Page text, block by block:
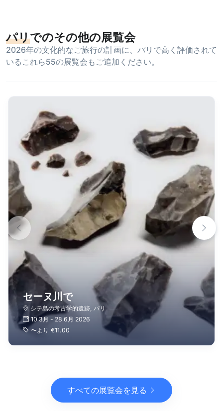
パリでのその他の展覧会
2026年の文化的なご旅行の計画に、パリで高く評価されて
いるこれら55の展覧会もご追加ください。
セーヌ川で
シテ島の考古学的遺跡, パリ
10 3月 - 28 6月 2026
〜より €11.00
すべての展覧会を見る